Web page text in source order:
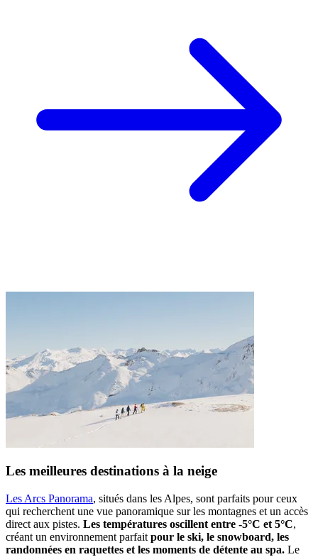
Les meilleures destinations à la neige
Les Arcs Panorama, situés dans les Alpes, sont parfaits pour ceux
qui recherchent une vue panoramique sur les montagnes et un accès
direct aux pistes. Les températures oscillent entre -5°C et 5°C,
créant un environnement parfait pour le ski, le snowboard, les
randonnées en raquettes et les moments de détente au spa. Le